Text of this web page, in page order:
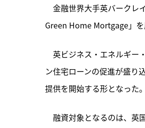
金融世界大手英バークレ
Green Home Mortgage」を
英ビジネス・エネルギー
ン住宅ローンの促進が盛り
提供を開始する形となった。
融資対象となるのは、英